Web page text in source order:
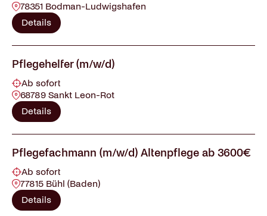
78351 Bodman-Ludwigshafen
Details
Pflegehelfer (m/w/d)
Ab sofort
68789 Sankt Leon-Rot
Details
Pflegefachmann (m/w/d) Altenpflege ab 3600€
Ab sofort
77815 Bühl (Baden)
Details